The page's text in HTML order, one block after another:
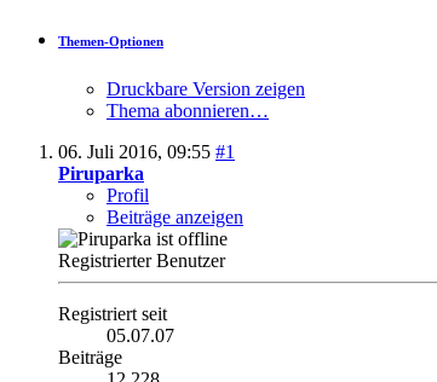
Themen-Optionen
Druckbare Version zeigen
Thema abonnieren…
06. Juli 2016, 09:55 #1
Piruparka
Profil
Beiträge anzeigen
Registrierter Benutzer
Registriert seit
05.07.07
Beiträge